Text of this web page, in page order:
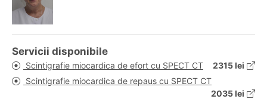
Servicii disponibile
Scintigrafie miocardica de efort cu SPECT CT
2315 lei
Scintigrafie miocardica de repaus cu SPECT CT
2035 lei